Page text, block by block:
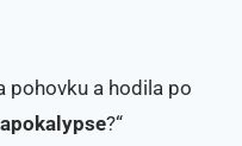
pohovku a hodila po
?“